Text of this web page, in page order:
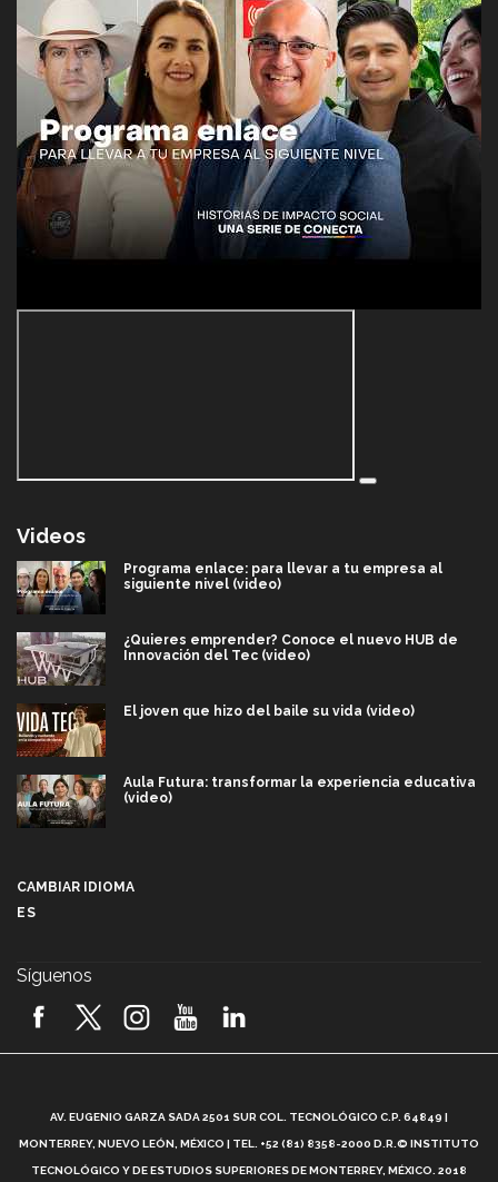
Videos
Programa enlace: para llevar a tu empresa al
siguiente nivel (video)
¿Quieres emprender? Conoce el nuevo HUB de
Innovación del Tec (video)
El joven que hizo del baile su vida (video)
Aula Futura: transformar la experiencia educativa
(video)
2026! (video)
¿Cómo es el Modelo Educativo Tec? (video)
CAMBIAR IDIOMA
ES
Síguenos
AV. EUGENIO GARZA SADA 2501 SUR COL. TECNOLÓGICO C.P. 64849 |
MONTERREY, NUEVO LEÓN, MÉXICO | TEL. +52 (81) 8358-2000 D.R.© INSTITUTO
TECNOLÓGICO Y DE ESTUDIOS SUPERIORES DE MONTERREY, MÉXICO. 2018